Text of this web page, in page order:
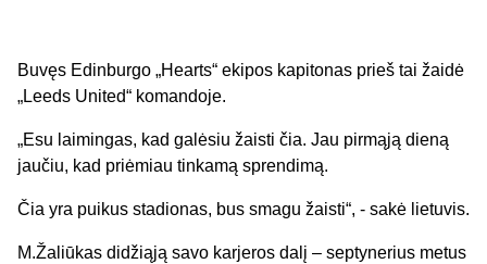
Buvęs Edinburgo „Hearts“ ekipos kapitonas prieš tai žaidė
„Leeds United“ komandoje.
„Esu laimingas, kad galėsiu žaisti čia. Jau pirmąją dieną
jaučiu, kad priėmiau tinkamą sprendimą.
Čia yra puikus stadionas, bus smagu žaisti“, - sakė lietuvis.
M.Žaliūkas didžiąją savo karjeros dalį – septynerius metus